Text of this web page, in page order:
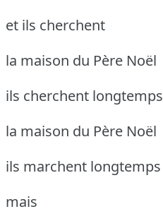
et ils cherchent
la maison du Père Noël
ils cherchent longtemps
la maison du Père Noël
ils marchent longtemps
mais